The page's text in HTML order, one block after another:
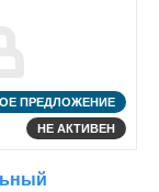
ПРЕДЛОЖЕНИЕ
НЕ АКТИВЕН